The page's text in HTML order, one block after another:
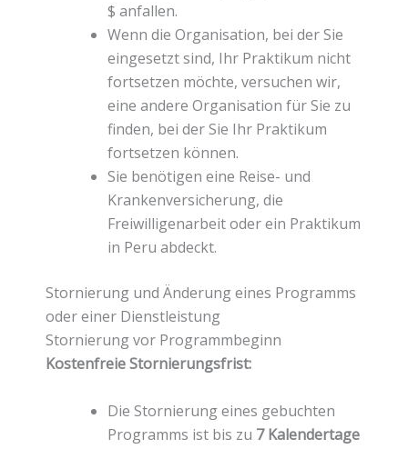
$ anfallen.
Wenn die Organisation, bei der Sie
eingesetzt sind, Ihr Praktikum nicht
fortsetzen möchte, versuchen wir,
eine andere Organisation für Sie zu
finden, bei der Sie Ihr Praktikum
fortsetzen können.
Sie benötigen eine Reise- und
Krankenversicherung, die
Freiwilligenarbeit oder ein Praktikum
in Peru abdeckt.
Stornierung und Änderung eines Programms
oder einer Dienstleistung
Stornierung vor Programmbeginn
Kostenfreie Stornierungsfrist:
Die Stornierung eines gebuchten
Programms ist bis zu 7 Kalendertage